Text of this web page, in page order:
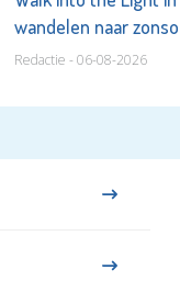
wandelen naar
te staan bij suïcide
Redactie - 06-08-2026